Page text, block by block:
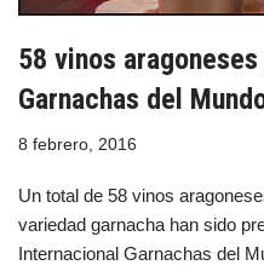
58 vinos
Garnachas del
8 febrero, 2016
Un total de 58 vinos
variedad garnacha han sido
Internacional Garnachas del